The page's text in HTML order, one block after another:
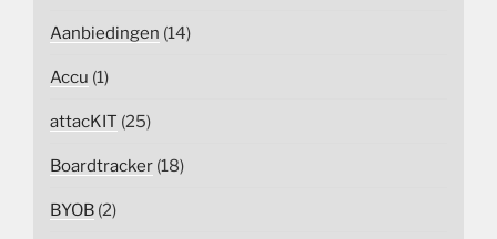
Aanbiedingen (14)
Accu (1)
attacKIT (25)
Boardtracker (18)
BYOB (2)